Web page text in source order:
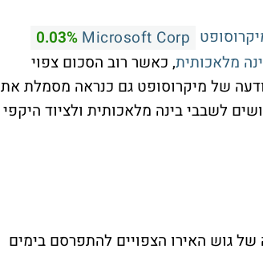
Microsoft Corp
0.03%
, כאשר רוב הסכום צפוי
של מיקרוסופט גם כנראה מסמלת את
לשבבי בינה מלאכותית ולציוד היקפי
גוש האירו הצפויים להתפרסם בימים